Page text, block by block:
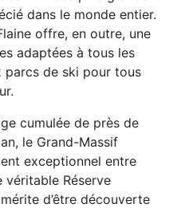
dans le monde entier.
offre, en outre, une
adaptées à tous les
parcs de ski pour tous
cumulée de près de
le Grand-Massif
exceptionnel entre
Réserve
d’être découverte